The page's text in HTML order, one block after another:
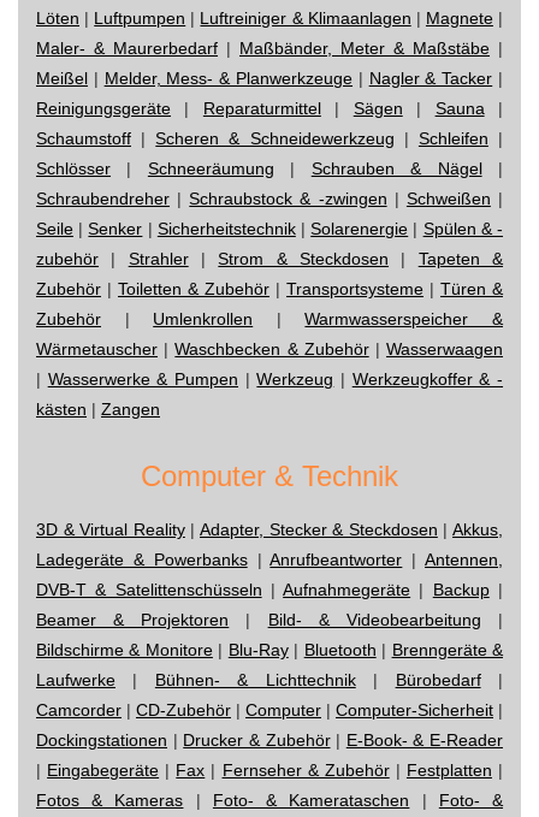
Löten | Luftpumpen | Luftreiniger & Klimaanlagen | Magnete|
Maler- & Maurerbedarf | Maßbänder, Meter & Maßstäbe |
Meißel | Melder, Mess- & Planwerkzeuge | Nagler & Tacker |
Reinigungsgeräte | Reparaturmittel| Sägen | Sauna |
Schaumstoff |Scheren & Schneidewerkzeug | Schleifen |
Schlösser | Schneeräumung | Schrauben & Nägel|
Schraubendreher |Schraubstock & -zwingen | Schweißen |
Seile |Senker | Sicherheitstechnik|Solarenergie | Spülen & -
zubehör | Strahler|Strom & Steckdosen | Tapeten &
Zubehör | Toiletten & Zubehör | Transportsysteme | Türen &
Zubehör | Umlenkrollen |Warmwasserspeicher &
Wärmetauscher |Waschbecken & Zubehör|Wasserwaagen
| Wasserwerke & Pumpen |Werkzeug | Werkzeugkoffer & -
kästen | Zangen
Computer & Technik
3D & Virtual Reality|Adapter, Stecker & Steckdosen |Akkus,
Ladegeräte & Powerbanks|Anrufbeantworter |Antennen,
DVB-T & Satelittenschüsseln |Aufnahmegeräte | Backup|
Beamer & Projektoren | Bild- & Videobearbeitung |
Bildschirme & Monitore| Blu-Ray| Bluetooth | Brenngeräte &
Laufwerke | Bühnen- & Lichttechnik| Bürobedarf|
Camcorder | CD-Zubehör | Computer | Computer-Sicherheit |
Dockingstationen | Drucker & Zubehör| E-Book- & E-Reader
| Eingabegeräte | Fax | Fernseher & Zubehör| Festplatten |
Fotos & Kameras | Foto- & Kamerataschen | Foto- &